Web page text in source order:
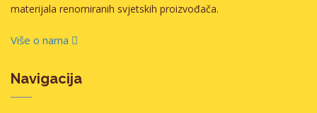
materijala renomiranih svjetskih proizvođača.
Više o nama
Navigacija